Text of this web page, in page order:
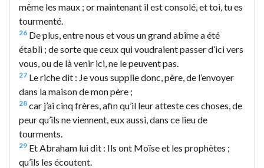
même les maux ; or maintenant il est consolé, et toi, tu es
tourmenté.
26 De plus, entre nous et vous un grand abîme a été
établi ; de sorte que ceux qui voudraient passer d’ici vers
vous, ou de là venir ici, ne le peuvent pas.
27 Le riche dit : Je vous supplie donc, père, de l’envoyer
dans la maison de mon père ;
28 car j’ai cinq frères, afin qu’il leur atteste ces choses, de
peur qu’ils ne viennent, eux aussi, dans ce lieu de
tourments.
29 Et Abraham lui dit : Ils ont Moïse et les prophètes ;
qu’ils les écoutent.